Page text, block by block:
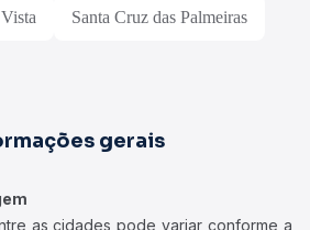
Santa Cruz das Palmeiras
gerais
as cidades pode variar conforme a